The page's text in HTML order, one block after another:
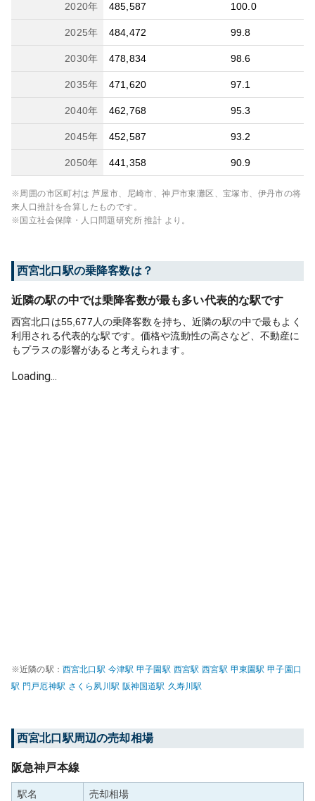
2020年 485,587 100.0
2025年 484,472 99.8
2030年 478,834 98.6
2035年 471,620 97.1
2040年 462,768 95.3
2045年 452,587 93.2
2050年 441,358 90.9
※周囲の市区町村は 芦屋市、尼崎市、神戸市東灘区、宝塚市、伊丹市の将
来人口推計を合算したものです。
※国立社会保障・人口問題研究所 推計 より。
西宮北口駅の乗降客数は？
近隣の駅の中では乗降客数が最も多い代表的な駅です
西宮北口は55,677人の乗降客数を持ち、近隣の駅の中で最もよく
利用される代表的な駅です。価格や流動性の高さなど、不動産に
もプラスの影響があると考えられます。
Loading...
※近隣の駅： 西宮北口駅 今津駅 甲子園駅 西宮駅 西宮駅 甲東園駅 甲子園口
駅 門戸厄神駅 さくら夙川駅 阪神国道駅 久寿川駅
西宮北口駅周辺の売却相場
阪急神戸本線
駅名 売却相場